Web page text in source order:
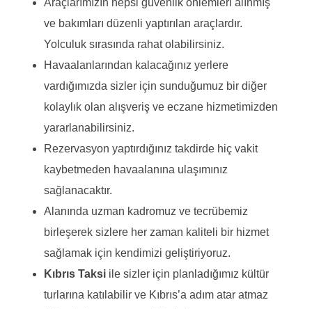
Araçlarımızın hepsi güvenlik önlemleri alınmış
ve bakımları düzenli yaptırılan araçlardır.
Yolculuk sırasında rahat olabilirsiniz.
Havaalanlarından kalacağınız yerlere
vardığımızda sizler için sunduğumuz bir diğer
kolaylık olan alışveriş ve eczane hizmetimizden
yararlanabilirsiniz.
Rezervasyon yaptırdığınız takdirde hiç vakit
kaybetmeden havaalanına ulaşımınız
sağlanacaktır.
Alanında uzman kadromuz ve tecrübemiz
birleşerek sizlere her zaman kaliteli bir hizmet
sağlamak için kendimizi geliştiriyoruz.
Kıbrıs Taksiile sizler için planladığımız kültür
turlarına katılabilir ve Kıbrıs’a adım atar atmaz